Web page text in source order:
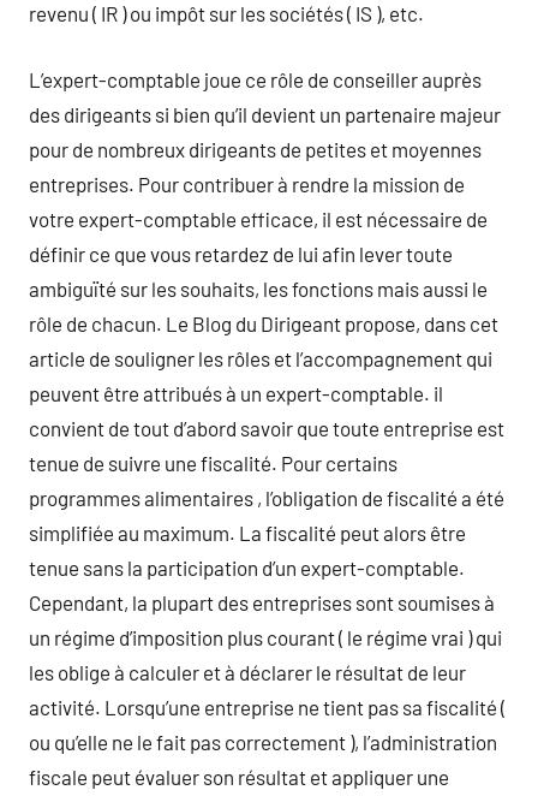
revenu ( IR ) ou impôt sur les sociétés ( IS ), etc.
L’expert-comptable joue ce rôle de conseiller auprès
des dirigeants si bien qu’il devient un partenaire majeur
pour de nombreux dirigeants de petites et moyennes
entreprises. Pour contribuer à rendre la mission de
votre expert-comptable efficace, il est nécessaire de
définir ce que vous retardez de lui afin lever toute
ambiguïté sur les souhaits, les fonctions mais aussi le
rôle de chacun. Le Blog du Dirigeant propose, dans cet
article de souligner les rôles et l’accompagnement qui
peuvent être attribués à un expert-comptable. il
convient de tout d’abord savoir que toute entreprise est
tenue de suivre une fiscalité. Pour certains
programmes alimentaires , l’obligation de fiscalité a été
simplifiée au maximum. La fiscalité peut alors être
tenue sans la participation d’un expert-comptable.
Cependant, la plupart des entreprises sont soumises à
un régime d’imposition plus courant ( le régime vrai ) qui
les oblige à calculer et à déclarer le résultat de leur
activité. Lorsqu’une entreprise ne tient pas sa fiscalité (
ou qu’elle ne le fait pas correctement ), l’administration
fiscale peut évaluer son résultat et appliquer une